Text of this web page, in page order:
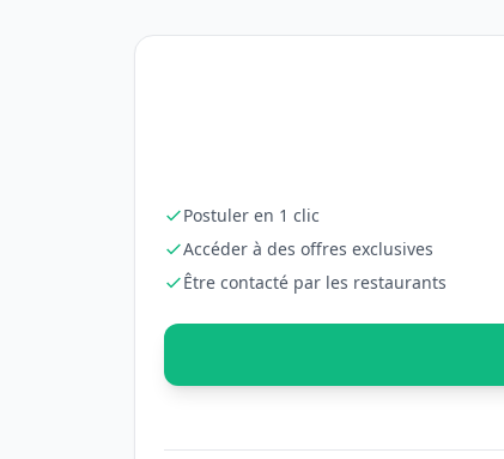
Postuler en 1 clic
Accéder à des offres exclusives
Être contacté par les restaurants